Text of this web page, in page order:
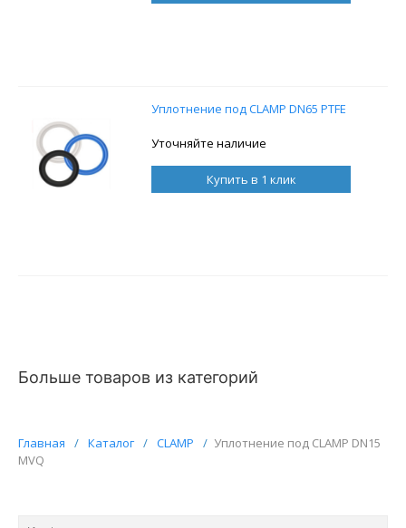
Уплотнение под CLAMP DN65 PTFE
Уточняйте наличие
Купить в 1 клик
Больше товаров из категорий
Главная / Каталог / CLAMP / Уплотнение под CLAMP DN15
MVQ